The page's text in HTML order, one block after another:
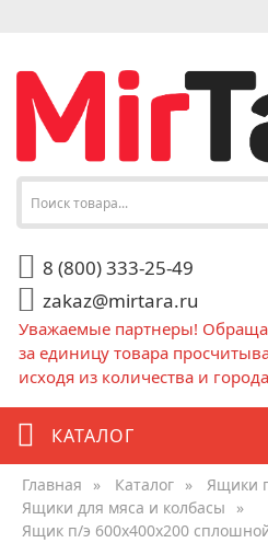
8 (800) 333-25-49
zakaz@mirtara.ru
Уважаемые партнеры!
за единицу товара
исходя из количества и
КАТАЛОГ
Главная » Каталог » Ящики
Ящики для мяса и колбасы
»
Ящик п/э 600х400х200